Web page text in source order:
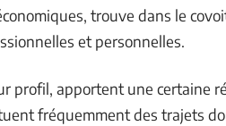
trouve dans le
et personnelles.
profil, apportent une certaine
fréquemment des trajets